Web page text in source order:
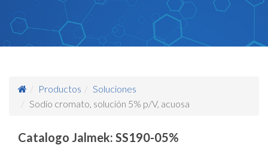
Productos
Soluciones
Sodio cromato, solución 5% p/V, acuosa
Catalogo Jalmek: SS190-05%